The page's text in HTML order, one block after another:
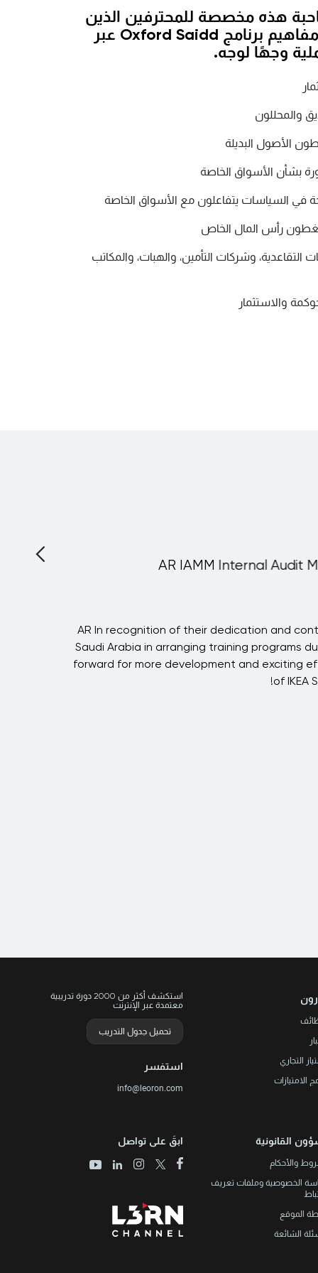
هذه مخصصة للمحترفين الذين
يرغبون في تطبيق مفاهيم برنامج Oxford Saidd عبر
وجهًا لوجه.
والمحللون
الأصول البديلة
بشأن الأسواق الخاصة
في السياسات يتفاعلون مع الأسواق الخاصة
يغطون رأس المال الخاص
وشركات التأمين، والهبات، والمكاتب
والاستثمار
AR IAMM Internal Audit
AR In recognition of their dedication and
Saudi Arabia in arranging training programs
forward for more development and exciting
of IKEA
التجاري
الامتيازات
القانونية
والأحكام
الخصوصية وملفات تعريف
الموقع
الشائعة
استكشف أكثر من 2000 دورة تدريبية
معتمدة عبر الإنترنت
تحميل جدول التدريب
استفسر
info@leoron.com
ابقَ على تواصل